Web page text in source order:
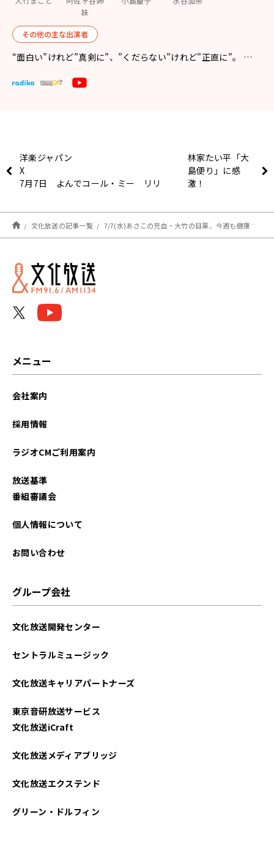
妹
その他の主な出演者
“面白い”けれど”真剣に”、”くだらない”けれど”正直に”。 …
洋楽ジャパン
X
7月7日 よんでコール・ミー リリ
集合
林家たい平「大
島便り」に感
激！
文化放送の記事一覧 7/7(水)あさこの充血・大竹の目薬、今週も健康トークでスタジオが盛り上がる！
メニュー
会社案内
採用情報
ラジオCMご利用案内
放送基準
番組審議会
個人情報について
お問い合わせ
グループ会社
文化放送開発センター
セントラルミュージック
文化放送キャリアパートナーズ
東京音研放送サービス
文化放送iCraft
文化放送メディアブリッジ
文化放送エクステンド
グリーン・ドルフィン